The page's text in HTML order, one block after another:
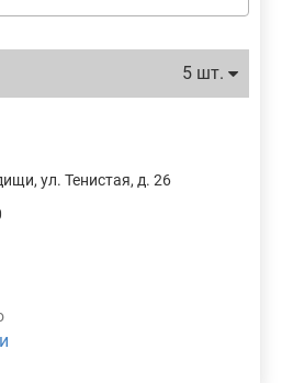
5 шт.
ул. Тенистая, д. 26